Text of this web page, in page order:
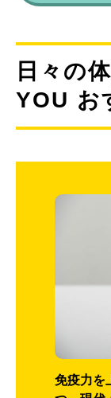
日々の
YOU お
免疫力を